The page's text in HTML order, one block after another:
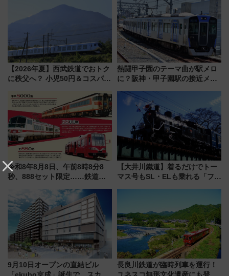
【2026年夏】西武鉄道でおトク
に秩父へ？ 小児50円＆コスパ最
族旅行！ 深夜の正丸トンネル探
検や特急ラビューも
熱闘甲子園のテーマ曲が駅メロ
に？阪神・甲子園駅の接近メロ
谷実アレンジの特別仕様へ、8月
5日始発から
令和8年8月8日、午前8時8分8
秒、888セット限定……鉄道各
【大井川鐵道】着るだけでトー
マス号もSL・ELも乗れる「フリ
9月10日オープンの直結ビル
長良川鉄道が臨時列車を運行！